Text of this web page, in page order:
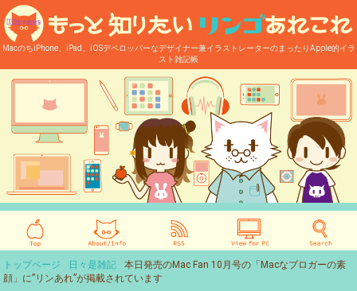
MacのちiPhone、iPad、iOSデベロッパーなデザイナー兼イラストレーターのまったりApple的イラ
スト雑記帳
トップページ 日々是雑記
本日発売のMac Fan 10月号の「Macなブロガーの素
顔」に”リンあれ”が掲載されています